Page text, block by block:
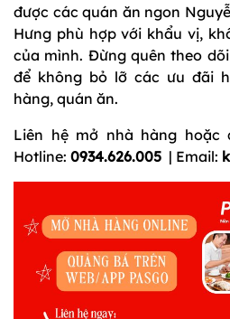
được các quán ăn ngon
Hưng phù hợp với khẩu vị,
của mình. Đừng quên theo
để không bỏ lỡ các ưu đãi
hàng, quán ăn.
Liên hệ mở nhà hàng hoặc
Hotline: 0934.626.005 | Email: